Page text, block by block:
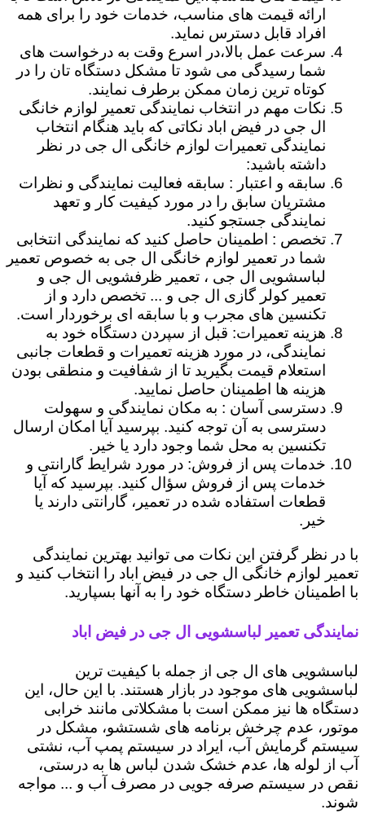
ارائه قیمت های مناسب، خدمات خود را برای همه
افراد قابل دسترس نماید.
سرعت عمل بالا،در اسرع وقت به درخواست های
شما رسیدگی می شود تا مشکل دستگاه تان را در
کوتاه ترین زمان ممکن برطرف نمایند.
نکات مهم در انتخاب نمایندگی تعمیر لوازم خانگی
ال جی در فیض اباد نکاتی که باید هنگام انتخاب
نمایندگی تعمیرات لوازم خانگی ال جی در نظر
داشته باشید:
سابقه و اعتبار : سابقه فعالیت نمایندگی و نظرات
مشتریان سابق را در مورد کیفیت کار و تعهد
نمایندگی جستجو کنید.
تخصص : اطمینان حاصل کنید که نمایندگی انتخابی
شما در تعمیر لوازم خانگی ال جی به خصوص تعمیر
لباسشویی ال جی ، تعمیر ظرفشویی ال جی و
تعمیر کولر گازی ال جی و ... تخصص دارد و از
تکنسین های مجرب و با سابقه ای برخوردار است.
هزینه تعمیرات: قبل از سپردن دستگاه خود به
نمایندگی، در مورد هزینه تعمیرات و قطعات جانبی
استعلام قیمت بگیرید تا از شفافیت و منطقی بودن
هزینه ها اطمینان حاصل نمایید.
دسترسی آسان : به مکان نمایندگی و سهولت
دسترسی به آن توجه کنید. بپرسید آیا امکان ارسال
تکنسین به محل شما وجود دارد یا خیر.
خدمات پس از فروش: در مورد شرایط گارانتی و
خدمات پس از فروش سؤال کنید. بپرسید که آیا
قطعات استفاده شده در تعمیر، گارانتی دارند یا
خیر.
با در نظر گرفتن این نکات می توانید بهترین نمایندگی
تعمیر لوازم خانگی ال جی در فیض اباد را انتخاب کنید و
با اطمینان خاطر دستگاه خود را به آنها بسپارید.
نمایندگی تعمیر لباسشویی ال جی در فیض اباد
لباسشویی های ال جی از جمله با کیفیت ترین
لباسشویی های موجود در بازار هستند. با این حال، این
دستگاه ها نیز ممکن است با مشکلاتی مانند خرابی
موتور، عدم چرخش برنامه های شستشو، مشکل در
سیستم گرمایش آب، ایراد در سیستم پمپ آب، نشتی
آب از لوله ها، عدم خشک شدن لباس ها به درستی،
نقص در سیستم صرفه جویی در مصرف آب و ... مواجه
شوند.